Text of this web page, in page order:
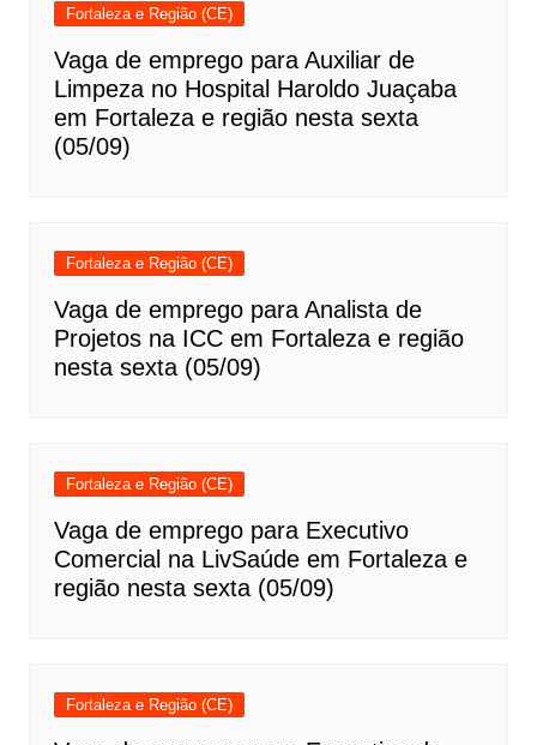
Fortaleza e Região (CE)
Vaga de emprego para Auxiliar de
Limpeza no Hospital Haroldo Juaçaba
em Fortaleza e região nesta sexta
(05/09)
Fortaleza e Região (CE)
Vaga de emprego para Analista de
Projetos na ICC em Fortaleza e região
nesta sexta (05/09)
Fortaleza e Região (CE)
Vaga de emprego para Executivo
Comercial na LivSaúde em Fortaleza e
região nesta sexta (05/09)
Fortaleza e Região (CE)